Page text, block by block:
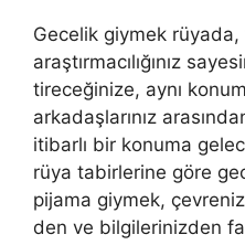
Gecelik giymek
araştırmacılığınız
tireceğinize, aynı
arkadaşlarınız
itibarlı bir konuma
rüya tabirlerine göre
pijama giymek,
den ve bilgilerinizden